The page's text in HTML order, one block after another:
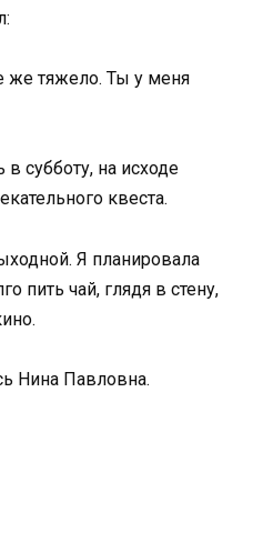
же тяжело. Ты у меня
субботу, на исходе
квеста.
Я планировала
пить чай, глядя в стену,
Нина Павловна.